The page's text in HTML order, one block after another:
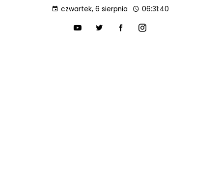
czwartek, 6 sierpnia 06:31:42